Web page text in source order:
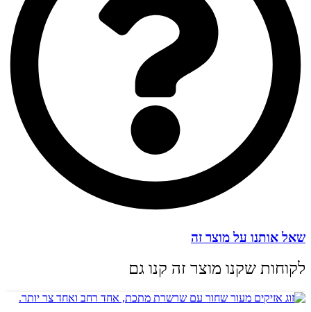
שאל אותנו על מוצר זה
לקוחות שקנו מוצר זה קנו גם